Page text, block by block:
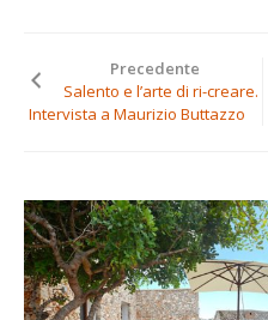
SANTA
MARIA
VILLE
IN
AFFITTO
CONTATTI
Precedente
Salento e l’arte di ri-creare.
Intervista a Maurizio Buttazzo